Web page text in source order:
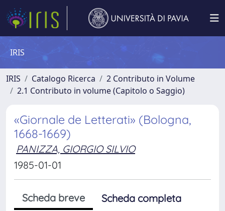
IRIS
IRIS Catalogo Ricerca
2 Contributo in Volume
2.1 Contributo in volume (Capitolo o Saggio)
«Giornale de Letterati» (Bologna,
1668-1669)
PANIZZA, GIORGIO SILVIO
1985-01-01
Scheda breve
Scheda completa